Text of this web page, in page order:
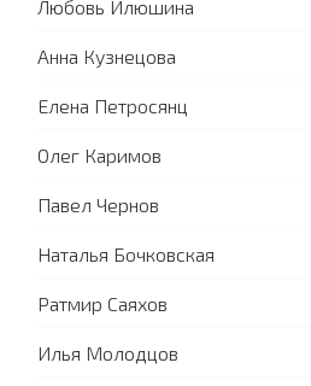
Любовь Илюшина
Анна Кузнецова
Елена Петросянц
Олег Каримов
Павел Чернов
Наталья Бочковская
Ратмир Саяхов
Илья Молодцов